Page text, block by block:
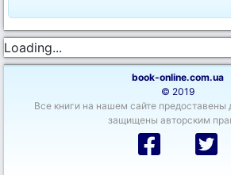
Loading...
book-online.com.ua
© 2019
Все книги на нашем сайте предоставены
защищены авторским